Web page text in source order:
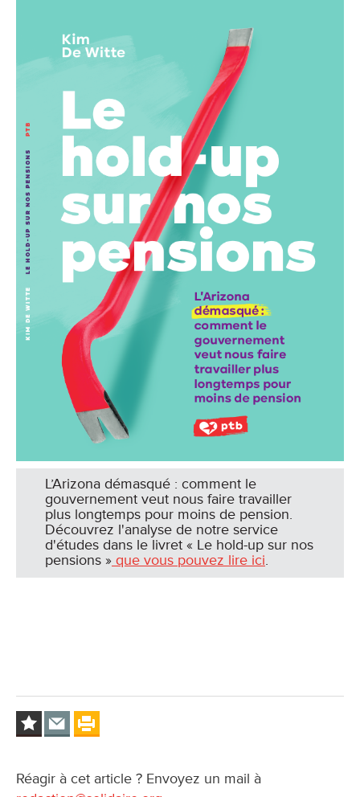
L’Arizona démasqué : comment le
gouvernement veut nous faire travailler
plus longtemps pour moins de pension.
Découvrez l'analyse de notre service
d'études dans le livret « Le hold-up sur nos
pensions » que vous pouvez lire ici.
Réagir à cet article ? Envoyez un mail à